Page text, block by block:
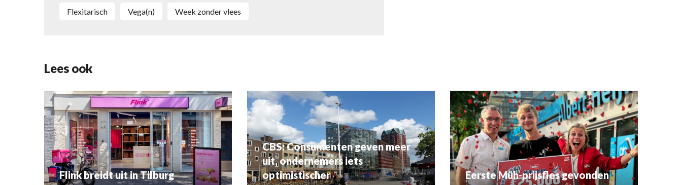
flexitarisch vega(n) Week zonder vlees
Lees ook
Flink breidt uit in Tilburg
CBS: Consumenten geven meer
uit, ondernemers iets
optimistischer
Eerste Müh-prijsfles gevonden